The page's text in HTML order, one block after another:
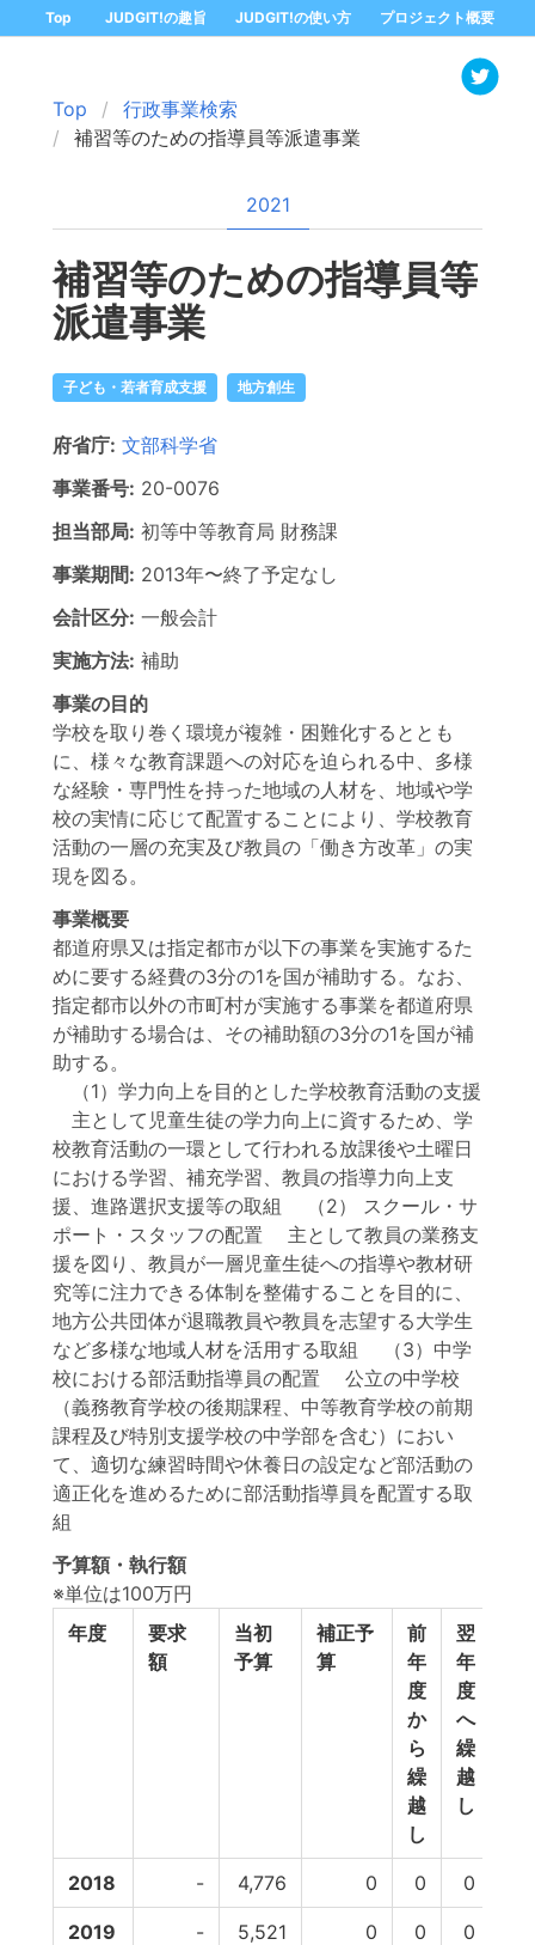
Top JUDGIT!の趣旨 JUDGIT!の使い方 プロジェクト概要
Top
行政事業検索
補習等のための指導員等派遣事業
2021
補習等のための指導員等
派遣事業
子ども・若者育成支援 地方創生
府省庁: 文部科学省
事業番号: 20-0076
担当部局: 初等中等教育局 財務課
事業期間: 2013年〜終了予定なし
会計区分: 一般会計
実施方法: 補助
事業の目的
学校を取り巻く環境が複雑・困難化するととも
に、様々な教育課題への対応を迫られる中、多様
な経験・専門性を持った地域の人材を、地域や学
校の実情に応じて配置することにより、学校教育
活動の一層の充実及び教員の「働き方改革」の実
現を図る。
事業概要
都道府県又は指定都市が以下の事業を実施するた
めに要する経費の3分の1を国が補助する。なお、
指定都市以外の市町村が実施する事業を都道府県
が補助する場合は、その補助額の3分の1を国が補
助する。
（1）学力向上を目的とした学校教育活動の支援
主として児童生徒の学力向上に資するため、学
校教育活動の一環として行われる放課後や土曜日
における学習、補充学習、教員の指導力向上支
援、進路選択支援等の取組 （2） スクール・サ
ポート・スタッフの配置 主として教員の業務支
援を図り、教員が一層児童生徒への指導や教材研
究等に注力できる体制を整備することを目的に、
地方公共団体が退職教員や教員を志望する大学生
など多様な地域人材を活用する取組 （3）中学
校における部活動指導員の配置 公立の中学校
（義務教育学校の後期課程、中等教育学校の前期
課程及び特別支援学校の中学部を含む）におい
て、適切な練習時間や休養日の設定など部活動の
適正化を進めるために部活動指導員を配置する取
組
予算額・執行額
※単位は100万円
年度
要求
額
当初
予算
補正予
算
前
年
度
か
ら
繰
越
し
翌
年
度
へ
繰
越
し
2018 - 4,776 0 0 0
2019 - 5,521 0 0 0